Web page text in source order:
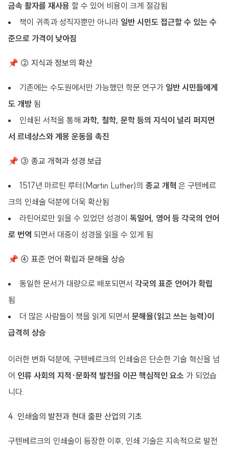
금속 활자를 재사용 할 수 있어 비용이 크게 절감됨
책이 귀족과 성직자뿐만 아니라 일반 시민도 접근할 수 있는 수
준으로 가격이 낮아짐
📌 ② 지식과 정보의 확산
기존에는 수도원에서만 가능했던 학문 연구가 일반 시민들에게
도 개방 됨
인쇄된 서적을 통해 과학, 철학, 문학 등의 지식이 널리 퍼지면
서 르네상스와 계몽 운동을 촉진
📌 ③ 종교 개혁과 성경 보급
1517년 마르틴 루터(Martin Luther)의 종교 개혁 은 구텐베르
크의 인쇄술 덕분에 더욱 확산됨
라틴어로만 읽을 수 있었던 성경이 독일어, 영어 등 각국의 언어
로 번역 되면서 대중이 성경을 읽을 수 있게 됨
📌 ④ 표준 언어 확립과 문해율 상승
동일한 문서가 대량으로 배포되면서 각국의 표준 언어가 확립
됨
더 많은 사람들이 책을 읽게 되면서 문해율(읽고 쓰는 능력)이
급격히 상승
이러한 변화 덕분에, 구텐베르크의 인쇄술은 단순한 기술 혁신을 넘
어 인류 사회의 지적·문화적 발전을 이끈 핵심적인 요소 가 되었습
니다.
4. 인쇄술의 발전과 현대 출판 산업의 기초
구텐베르크의 인쇄술이 등장한 이후, 인쇄 기술은 지속적으로 발전